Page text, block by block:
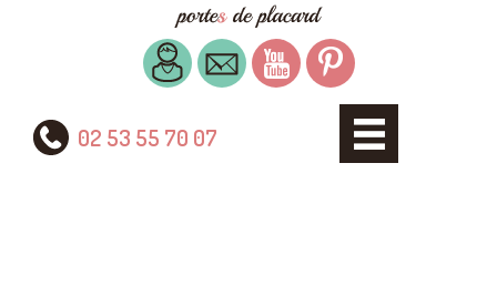
02 53 55 70 07